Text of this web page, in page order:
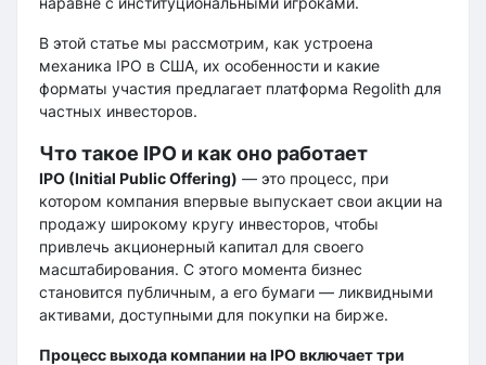
В этой статье мы рассмотрим, как устроена
механика IPO в США, их особенности и какие
форматы участия предлагает платформа Regolith для
частных инвесторов.
Что такое IPO и как оно работает
IPO (Initial Public Offering) — это процесс, при
котором компания впервые выпускает свои акции на
продажу широкому кругу инвесторов, чтобы
привлечь акционерный капитал для своего
масштабирования. С этого момента бизнес
становится публичным, а его бумаги — ликвидными
активами, доступными для покупки на бирже.
Процесс выхода компании на IPO включает три